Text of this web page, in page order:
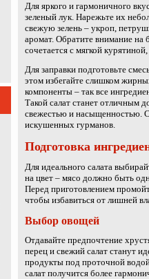
Для яркого и гармоничного
зеленый лук. Нарежьте их
свежую зелень – укроп,
аромат. Обратите внимание на
сочетается с мягкой
Для заправки подготовьте
этом избегайте слишком
компоненты – так все
Такой салат станет отличным
свежестью и насыщенностью.
искушенных гурманов.
Подготовка
Для идеального салата
на цвет – мясо должно быть
Перед приготовлением
чтобы избавиться от лишней
Выбор овощей
Отдавайте предпочтение
перец и свежий салат станут
продукты под проточной
салат получится более